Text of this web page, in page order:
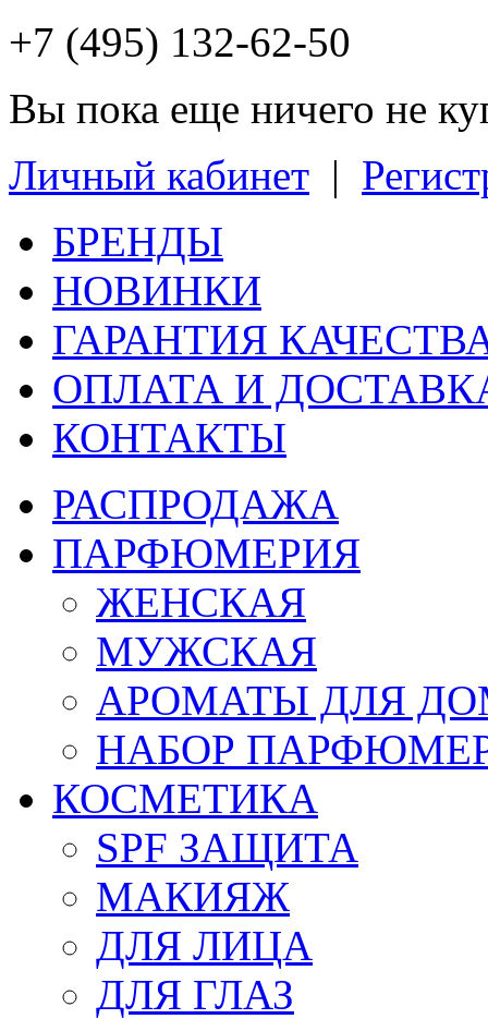
+7 (495) 132-62-50
Вы пока еще ничего не
Личный кабинет |
БРЕНДЫ
НОВИНКИ
ГАРАНТИЯ
ОПЛАТА И
КОНТАКТЫ
РАСПРОДАЖА
ПАРФЮМЕРИЯ
ЖЕНСКАЯ
МУЖСКАЯ
АРОМАТЫ ДЛЯ
НАБОР
КОСМЕТИКА
SPF ЗАЩИТА
МАКИЯЖ
ДЛЯ ЛИЦА
ДЛЯ ГЛАЗ